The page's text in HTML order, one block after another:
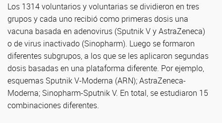
Los 1314 voluntarios y voluntarias se dividieron en tres
grupos y cada uno recibió como primeras dosis una
vacuna basada en adenovirus (Sputnik V y AstraZeneca)
o de virus inactivado (Sinopharm). Luego se formaron
diferentes subgrupos, a los que se les aplicaron segundas
dosis basadas en una plataforma diferente. Por ejemplo,
esquemas Sputnik V-Moderna (ARN); AstraZeneca-
Moderna; Sinopharm-Sputnik V. En total, se estudiaron 15
combinaciones diferentes.